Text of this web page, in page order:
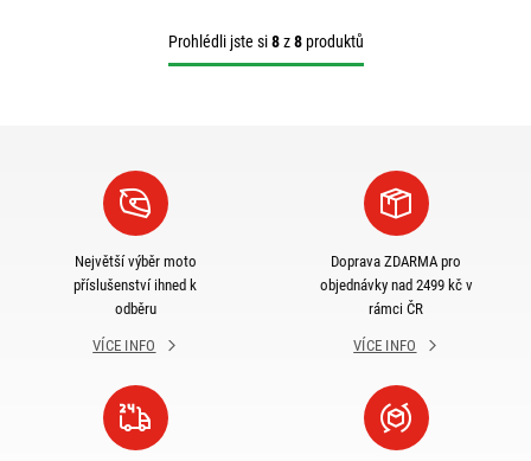
Prohlédli jste si8z8produktů
Největší výběr moto
příslušenství ihned k
odběru
VÍCE INFO
Doprava ZDARMA pro
objednávky nad 2499 kč v
rámci ČR
VÍCE INFO